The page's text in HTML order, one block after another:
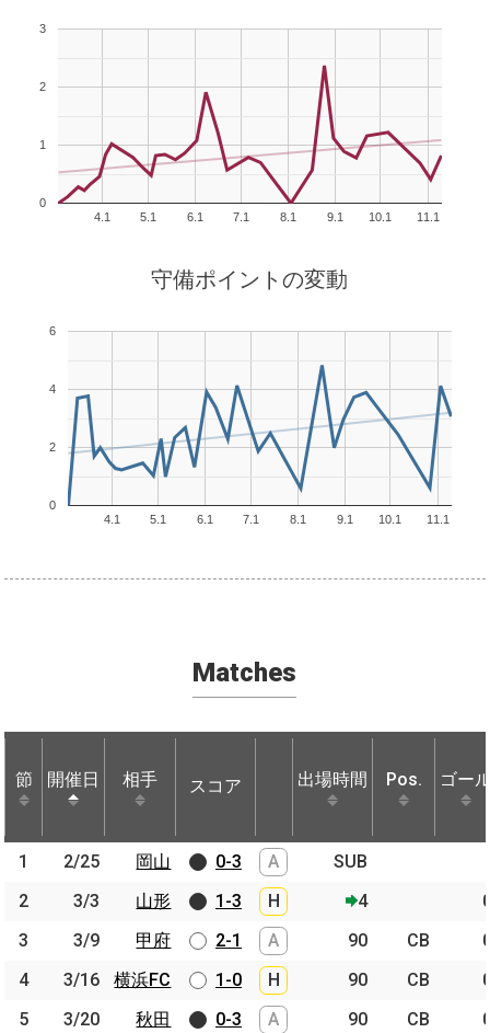
4.1 5.1 6.1 7.1 8.1 9.1 10.1 11.1
0
1
2
3
守備ポイントの変動
4.1 5.1 6.1 7.1 8.1 9.1 10.1 11.1
0
2
4
6
Matches
節 開催日 相手 スコア 出場時間 Pos. ゴー
節 開催日 相手 スコア 出場時間
1 2/25 岡山 0-3 A
SUB
2
3/3 山形 1-3 H 4
3
3/9 甲府 2-1 A 90 CB
4
3/16 横浜FC 1-0 H 90 CB
5
3/20 秋田 0-3 A 90 CB
節 開催日 相手
1 2/25
岡山
2
3/3
山形
3
3/9
甲府
4
3/16
横浜FC
5
3/20
秋田